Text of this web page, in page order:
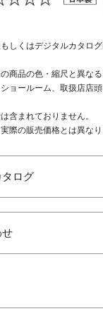
しくはデジタルカタロ
商品の色・縮尺と異なる
ョールーム、取扱店店
含まれておりません。
際の販売価格とは異なり
ログ